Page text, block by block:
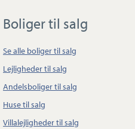
Boliger til salg
Se alle boliger til salg
Lejligheder til salg
Andelsboliger til salg
Huse til salg
Villalejligheder til salg